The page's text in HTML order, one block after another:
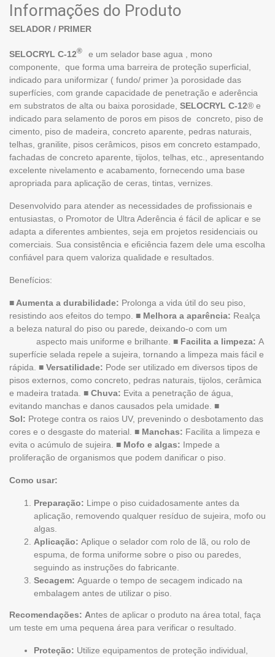
Informações do Produto
SELADOR / PRIMER
SELOCRYL C-12®
e um selador base agua , mono
componente, que forma uma barreira de proteção superficial,
indicado para uniformizar ( fundo/ primer )a porosidade das
superfícies, com grande capacidade de penetração e aderência
em substratos de alta ou baixa porosidade, SELOCRYL C-12® e
indicado para selamento de poros em pisos de concreto, piso de
cimento, piso de madeira, concreto aparente, pedras naturais,
telhas, granilite, pisos cerâmicos, pisos em concreto estampado,
fachadas de concreto aparente, tijolos, telhas, etc., apresentando
excelente nivelamento e acabamento, fornecendo uma base
apropriada para aplicação de ceras, tintas, vernizes.
Desenvolvido para atender as necessidades de profissionais e
entusiastas, o Promotor de Ultra Aderência é fácil de aplicar e se
adapta a diferentes ambientes, seja em projetos residenciais ou
comerciais. Sua consistência e eficiência fazem dele uma escolha
confiável para quem valoriza qualidade e resultados.
Benefícios:
■ Aumenta a durabilidade: Prolonga a vida útil do seu piso,
resistindo aos efeitos do tempo.
■ Melhora a aparência: Realça
a beleza natural do piso ou parede, deixando-o com um
aspecto mais uniforme e brilhante.
■ Facilita a limpeza: A
superfície selada repele a sujeira, tornando a limpeza mais fácil e
rápida. ■ Versatilidade: Pode ser utilizado em diversos tipos de
pisos externos, como concreto, pedras naturais, tijolos, cerâmica
e madeira tratada.
■ Chuva: Evita a penetração de água,
evitando manchas e danos causados pela umidade.
■
Sol: Protege contra os raios UV, prevenindo o desbotamento das
cores e o desgaste do material.
■ Manchas: Facilita a limpeza e
evita o acúmulo de sujeira.
■ Mofo e algas: Impede a
proliferação de organismos que podem danificar o piso.
Como usar:
Preparação: Limpe o piso cuidadosamente antes da
aplicação, removendo qualquer resíduo de sujeira, mofo ou
algas.
Aplicação: Aplique o selador com rolo de lã, ou rolo de
espuma, de forma uniforme sobre o piso ou paredes,
seguindo as instruções do fabricante.
Secagem: Aguarde o tempo de secagem indicado na
embalagem antes de utilizar o piso.
Recomendações: Antes de aplicar o produto na área total, faça
um teste em uma pequena área para verificar o resultado.
Proteção: Utilize equipamentos de proteção individual,